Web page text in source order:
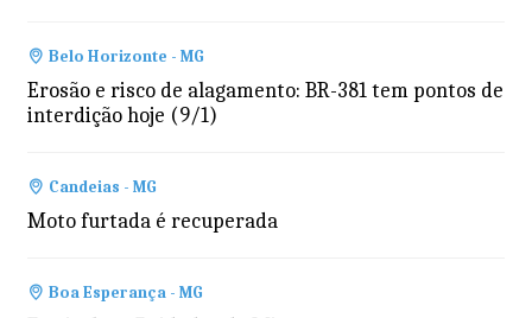
Belo Horizonte - MG
Erosão e risco de alagamento: BR-381 tem pontos de
interdição hoje (9/1)
Candeias - MG
Moto furtada é recuperada
Boa Esperança - MG